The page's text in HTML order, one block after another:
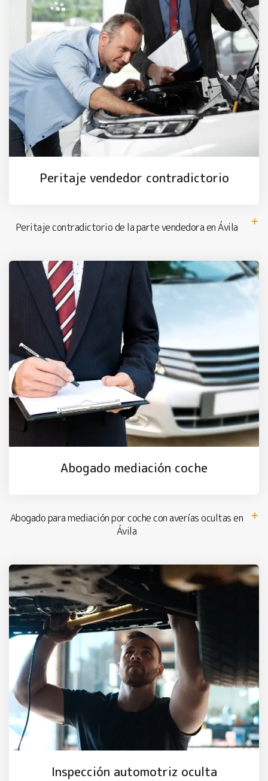
Peritaje vendedor contradictorio
Peritaje contradictorio de la parte vendedora en Ávila
Abogado mediación coche
Abogado para mediación por coche con averías ocultas en
Ávila
Inspección automotriz oculta